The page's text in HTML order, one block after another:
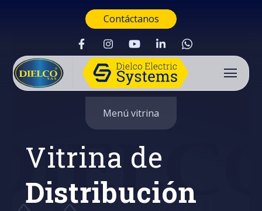
Contáctanos
Menú vitrina
Vitrina de
Distribución